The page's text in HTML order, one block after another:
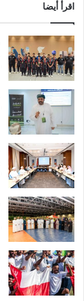
اقرأ أيضا